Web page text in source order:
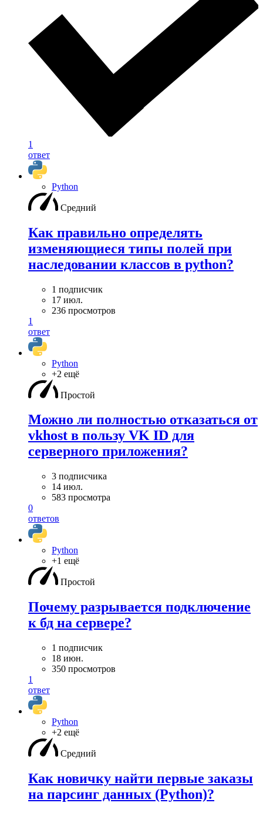
1
ответ
Python
Средний
Как правильно определять
изменяющиеся типы полей при
наследовании классов в python?
1 подписчик
17 июл.
236 просмотров
1
ответ
Python
+2 ещё
Простой
Можно ли полностью отказаться от
vkhost в пользу VK ID для
серверного приложения?
3 подписчика
14 июл.
583 просмотра
0
ответов
Python
+1 ещё
Простой
Почему разрывается подключение
к бд на сервере?
1 подписчик
18 июн.
350 просмотров
1
ответ
Python
+2 ещё
Средний
Как новичку найти первые заказы
на парсинг данных (Python)?